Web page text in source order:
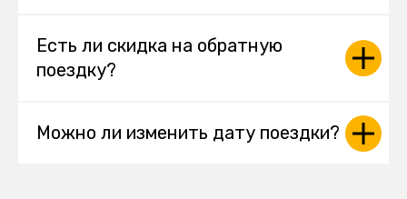
Есть ли скидка на обратную
поездку?
Можно ли изменить дату поездки?